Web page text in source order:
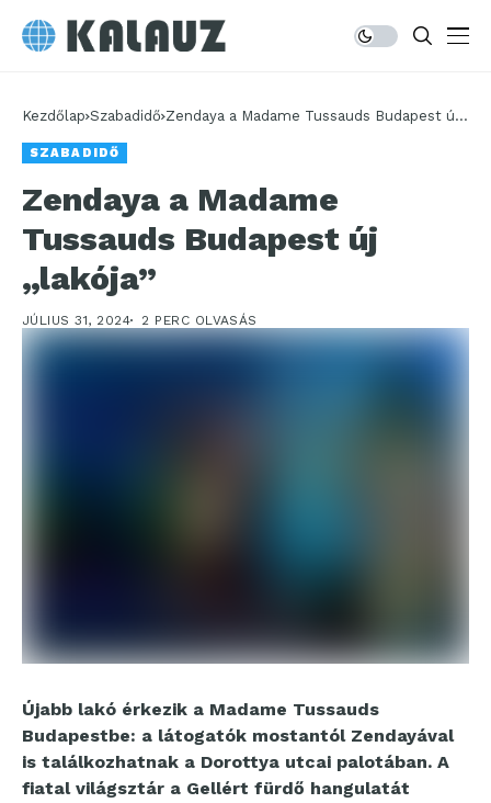
Kezdőlap Szabadidő Zendaya a Madame Tussauds Budapest új
SZABADIDŐ
Zendaya a Madame
Tussauds Budapest új
„lakója”
JÚLIUS 31, 2024 2 PERC OLVASÁS
Újabb lakó érkezik a Madame Tussauds
Budapestbe: a látogatók mostantól Zendayával
is találkozhatnak a Dorottya utcai palotában. A
fiatal világsztár a Gellért fürdő hangulatát